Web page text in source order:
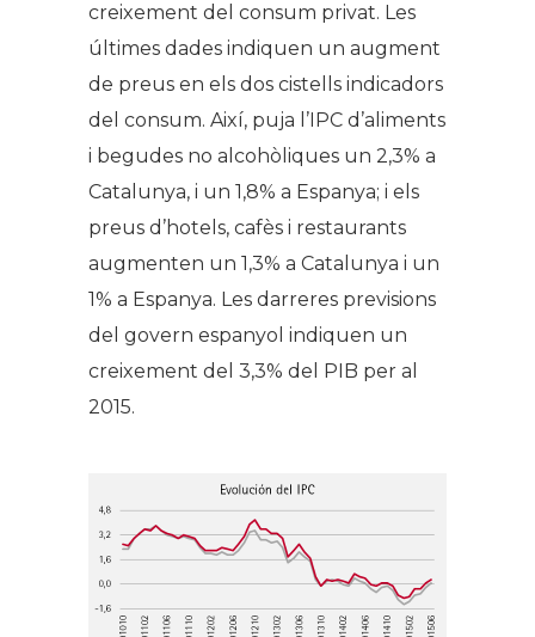
creixement del consum privat. Les
últimes dades indiquen un augment
de preus en els dos cistells indicadors
del consum. Així, puja l’IPC d’aliments
i begudes no alcohòliques un 2,3% a
Catalunya, i un 1,8% a Espanya; i els
preus d’hotels, cafès i restaurants
augmenten un 1,3% a Catalunya i un
1% a Espanya. Les darreres previsions
del govern espanyol indiquen un
creixement del 3,3% del PIB per al
2015.